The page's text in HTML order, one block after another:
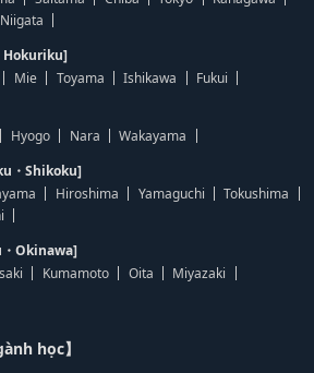
Niigata
Hokuriku]
Mie Toyama Ishikawa
Fukui
Hyogo Nara
Wakayama
・Shikoku]
Hiroshima Yamaguchi
Tokushima
Okinawa]
Kumamoto Oita
Miyazaki
học】